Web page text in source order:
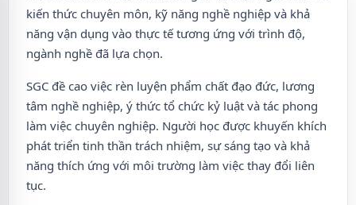
kiến thức chuyên môn, kỹ năng nghề nghiệp và khả
năng vận dụng vào thực tế tương ứng với trình độ,
ngành nghề đã lựa chọn.
SGC đề cao việc rèn luyện phẩm chất đạo đức, lương
tâm nghề nghiệp, ý thức tổ chức kỷ luật và tác phong
làm việc chuyên nghiệp. Người học được khuyến khích
phát triển tinh thần trách nhiệm, sự sáng tạo và khả
năng thích ứng với môi trường làm việc thay đổi liên
tục.